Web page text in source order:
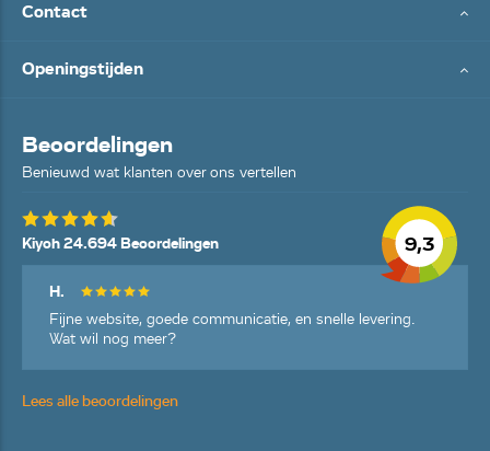
Contact
Openingstijden
Beoordelingen
Benieuwd wat klanten over ons vertellen
9,3
Kiyoh 24.694 Beoordelingen
H.
Fijne website, goede communicatie, en snelle levering.
Wat wil nog meer?
Lees alle beoordelingen